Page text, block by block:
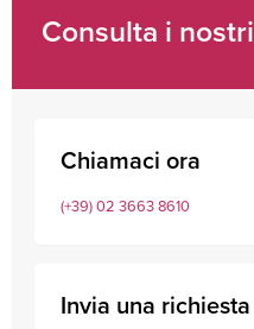
Consulta i
Chiamaci ora
(+39) 02 3663 8610
Invia una richiesta